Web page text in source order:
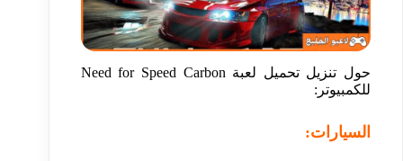
حول تنزيل تحميل لعبة Need for Speed Carbon
للكمبيوتر:
السيارات: